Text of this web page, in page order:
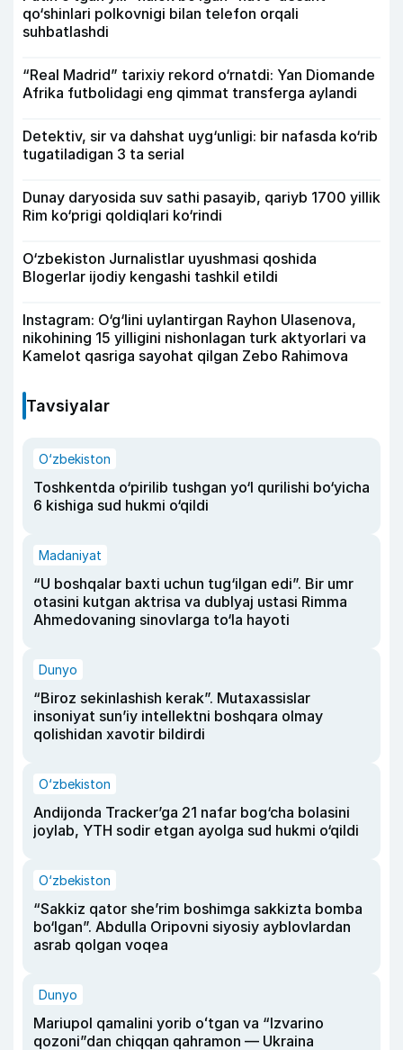
qo‘shinlari polkovnigi bilan telefon orqali
suhbatlashdi
“Real Madrid” tarixiy rekord o‘rnatdi: Yan Diomande
Afrika futbolidagi eng qimmat transferga aylandi
Detektiv, sir va dahshat uyg‘unligi: bir nafasda ko‘rib
tugatiladigan 3 ta serial
Dunay daryosida suv sathi pasayib, qariyb 1700 yillik
Rim ko‘prigi qoldiqlari ko‘rindi
O‘zbekiston Jurnalistlar uyushmasi qoshida
Blogerlar ijodiy kengashi tashkil etildi
Instagram: O‘g‘lini uylantirgan Rayhon Ulasenova,
nikohining 15 yilligini nishonlagan turk aktyorlari va
Kamelot qasriga sayohat qilgan Zebo Rahimova
Tavsiyalar
O‘zbekiston
Toshkentda o‘pirilib tushgan yo‘l qurilishi bo‘yicha
6 kishiga sud hukmi o‘qildi
Madaniyat
“U boshqalar baxti uchun tug‘ilgan edi”. Bir umr
otasini kutgan aktrisa va dublyaj ustasi Rimma
Ahmedovaning sinovlarga to‘la hayoti
Dunyo
“Biroz sekinlashish kerak”. Mutaxassislar
insoniyat sun’iy intellektni boshqara olmay
qolishidan xavotir bildirdi
O‘zbekiston
Andijonda Tracker’ga 21 nafar bog‘cha bolasini
joylab, YTH sodir etgan ayolga sud hukmi o‘qildi
O‘zbekiston
“Sakkiz qator she’rim boshimga sakkizta bomba
bo‘lgan”. Abdulla Oripovni siyosiy ayblovlardan
asrab qolgan voqea
Dunyo
Mariupol qamalini yorib oʻtgan va “Izvarino
qozoni”dan chiqqan qahramon — Ukraina